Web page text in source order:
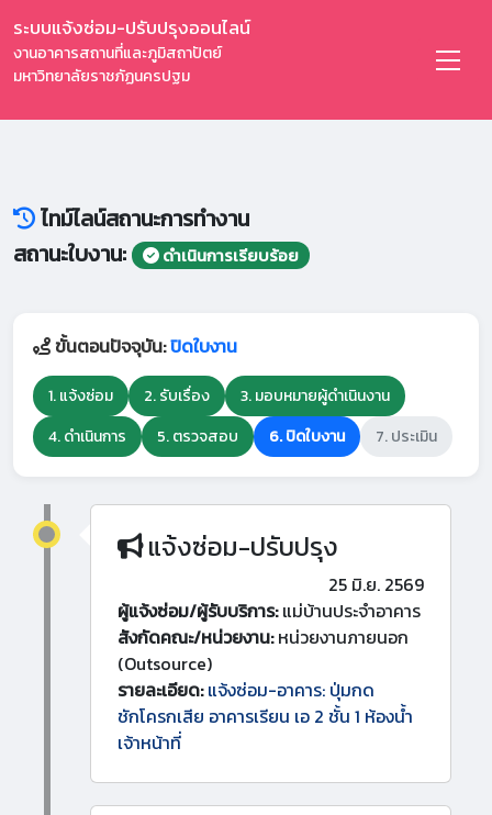
ระบบแจ้งซ่อม-ปรับปรุงออนไลน์
งานอาคารสถานที่และภูมิสถาปัตย์
มหาวิทยาลัยราชภัฏนครปฐม
ไทม์ไลน์สถานะการทำงาน
สถานะใบงาน:
ดำเนินการเรียบร้อย
ขั้นตอนปัจจุบัน:ปิดใบงาน
1. แจ้งซ่อม 2. รับเรื่อง
3. มอบหมายผู้ดำเนินงาน
4. ดำเนินการ
5. ตรวจสอบ 6. ปิดใบงาน 7. ประเมิน
แจ้งซ่อม-ปรับปรุง
25 มิ.ย. 2569
ผู้แจ้งซ่อม/ผู้รับบริการ:แม่บ้านประจำอาคาร
สังกัดคณะ/หน่วยงาน:หน่วยงานภายนอก
(Outsource)
รายละเอียด: แจ้งซ่อม-อาคาร: ปุ่มกด
ชักโครกเสีย อาคารเรียน เอ 2 ชั้น 1 ห้องน้ำ
เจ้าหน้าที่